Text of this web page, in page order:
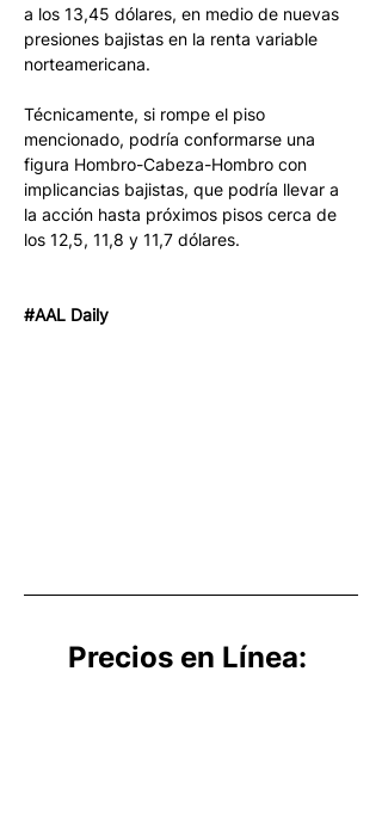
a los 13,45 dólares, en medio de nuevas
presiones bajistas en la renta variable
norteamericana.
Técnicamente, si rompe el piso
mencionado, podría conformarse una
figura Hombro-Cabeza-Hombro con
implicancias bajistas, que podría llevar a
la acción hasta próximos pisos cerca de
los 12,5, 11,8 y 11,7 dólares.
#AAL Daily
Precios en Línea: